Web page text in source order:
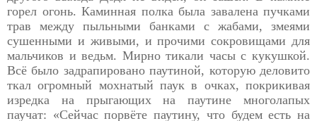
горел огонь. Каминная полка была завалена пучками
трав между пыльными банками с жабами, змеями
сушенными и живыми, и прочими сокровищами для
мальчиков и ведьм. Мирно тикали часы с кукушкой.
Всё было задрапировано паутиной, которую деловито
ткал огромный мохнатый паук в очках, покрикивая
изредка на прыгающих на паутине многолапых
паучат: «Сейчас порвёте паутину, что будем есть на